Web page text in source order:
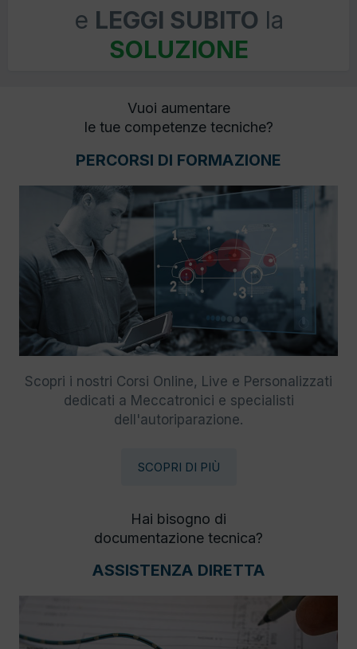
e LEGGI SUBITO la
SOLUZIONE
Vuoi aumentare
le tue competenze tecniche?
PERCORSI DI FORMAZIONE
Scopri i nostri Corsi Online, Live e Personalizzati
dedicati a Meccatronici e specialisti
dell'autoriparazione.
SCOPRI DI PIÙ
Hai bisogno di
documentazione tecnica?
ASSISTENZA DIRETTA